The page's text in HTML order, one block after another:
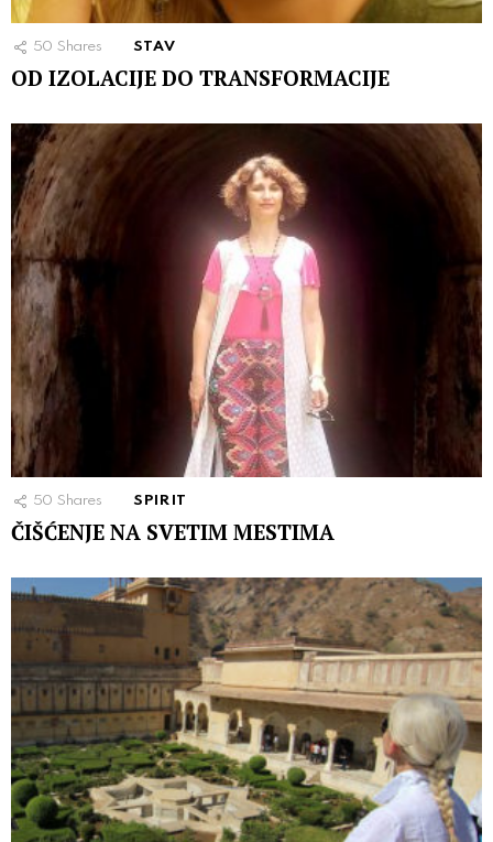
50 Shares STAV
OD IZOLACIJE DO TRANSFORMACIJE
50 Shares SPIRIT
ČIŠĆENJE NA SVETIM MESTIMA